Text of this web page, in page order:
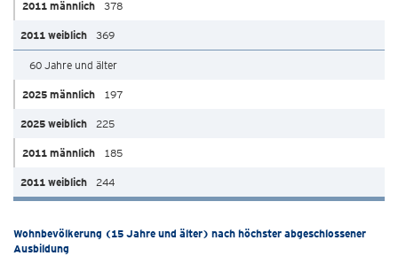
378
369
60 Jahre und älter
197
225
185
244
Wohnbevölkerung (15 Jahre und älter) nach höchster abgeschlossener
Ausbildung